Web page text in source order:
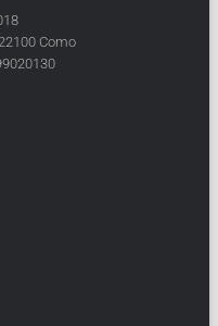
Como